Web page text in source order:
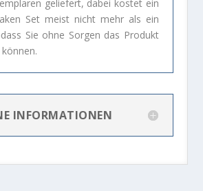
geliefert, dabei kostet ein
Set meist nicht mehr als ein
Sie ohne Sorgen das Produkt
INFORMATIONEN